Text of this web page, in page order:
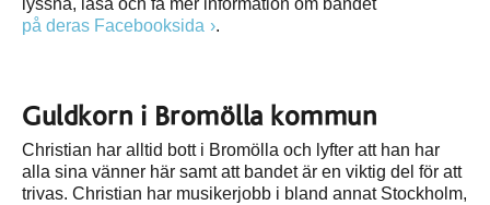
lyssna, läsa och få mer information om bandet
på deras Facebooksida
.
Guldkorn i Bromölla kommun
Christian har alltid bott i Bromölla och lyfter att han har
alla sina vänner här samt att bandet är en viktig del för att
trivas. Christian har musikerjobb i bland annat Stockholm,